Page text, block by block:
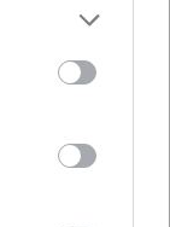
more Google
may click to
party tags to
below Google
η